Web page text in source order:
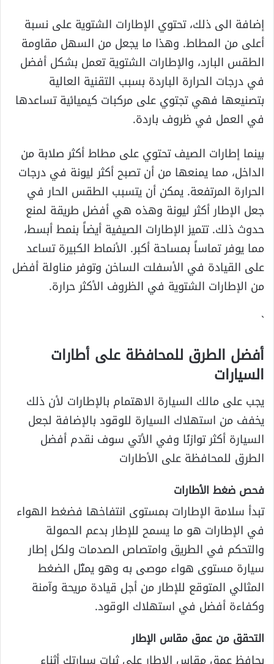
إضافة الى ذلك، تحتوي الإطارات الشتوية على نسبة
أعلى من المطاط. وهذا ما يجعل من السهل مقاومة
الطقس البارد، والإطارات الشتوية تعمل بشكل أفضل
في درجات الحرارة الباردة بسبب التقنية العالية
بتصنيعها فهي تجتوي على مركبات كيميائية تساعدها
في العمل في ظروف باردة.
بينما إطارات الصيف تحتوي على مطاط أكثر صلابة من
الداخل، مما يمنعها من أن تصبح أكثر ليونة في درجات
الحرارة المرتفعة. يمكن أن يتسبب الطقس الحار في
جعل الإطار أكثر ليونة وهذه هي أفضل طريقة لمنع
حدوث ذلك. تتميز الإطارات الصيفية أيضاً بنمط أبسط،
مما يوفر تماساً بمساحة أكبر. الأنماط الكبيرة تساعد
على القيادة في الأسفلت الساخن وتوفر مناولة أفضل
من الإطارات الشتوية في الظروف الأكثر حرارة.
`
أفضل الطرق للمحافظة على أطارات
السيارات
يجب على مالك السيارة الاهتمام بالإطارات لأن ذلك
يخفف من استهلاك السيارة للوقود بالإضافة لجعل
السيارة أكثر توازنًا وفي الأتي سوف نقدم أفضل
الطرق للمحافظة على الأطارات
فحص ضغط الأطارات
تبدأ سلامة الإطارات بمستوى انتفاخها فضغط الهواء
في الإطارات هو ما يسمح للإطار بدعم الحمولة
والتحكم في الطريق وامتصاص الصدمات ولكل إطار
سيارة مستوى هواء موصى به وهو يمثّل الضغط
المثالي المتوقع للإطار من أجل قيادة مريحة وآمنة
وكفاءة أفضل في استهلاك الوقود.
التحقق من عمق مقاس الإطار